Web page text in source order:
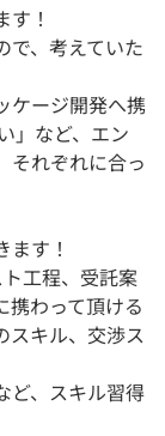
！
で、考えていた
ケージ開発へ携
」など、エン
それぞれに合っ
す！
工程、受託案
携わって頂ける
スキル、交渉ス
ど、スキル習得